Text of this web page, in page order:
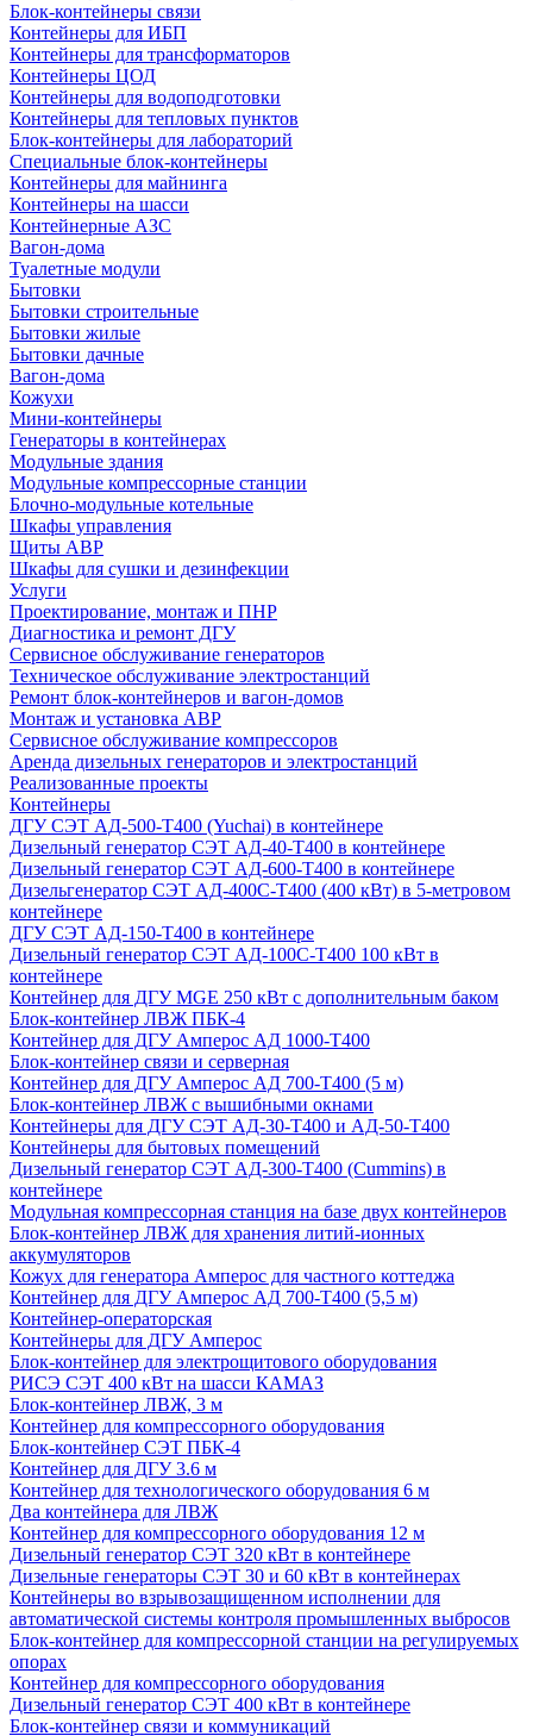
Блок-контейнеры связи
Контейнеры для ИБП
Контейнеры для трансформаторов
Контейнеры ЦОД
Контейнеры для водоподготовки
Контейнеры для тепловых пунктов
Блок-контейнеры для лабораторий
Специальные блок-контейнеры
Контейнеры для майнинга
Контейнеры на шасси
Контейнерные АЗС
Вагон-дома
Туалетные модули
Бытовки
Бытовки строительные
Бытовки жилые
Бытовки дачные
Вагон-дома
Кожухи
Мини-контейнеры
Генераторы в контейнерах
Модульные здания
Модульные компрессорные станции
Блочно-модульные котельные
Шкафы управления
Щиты АВР
Шкафы для сушки и дезинфекции
Услуги
Проектирование, монтаж и ПНР
Диагностика и ремонт ДГУ
Сервисное обслуживание генераторов
Техническое обслуживание электростанций
Ремонт блок-контейнеров и вагон-домов
Монтаж и установка АВР
Сервисное обслуживание компрессоров
Аренда дизельных генераторов и электростанций
Реализованные проекты
Контейнеры
ДГУ СЭТ АД-500-Т400 (Yuchai) в контейнере
Дизельный генератор СЭТ АД-40-Т400 в контейнере
Дизельный генератор СЭТ АД-600-Т400 в контейнере
Дизельгенератор СЭТ АД-400С-Т400 (400 кВт) в 5-метровом
контейнере
ДГУ СЭТ АД-150-Т400 в контейнере
Дизельный генератор СЭТ АД-100С-Т400 100 кВт в
контейнере
Контейнер для ДГУ MGE 250 кВт с дополнительным баком
Блок-контейнер ЛВЖ ПБК-4
Контейнер для ДГУ Амперос АД 1000-Т400
Блок-контейнер связи и серверная
Контейнер для ДГУ Амперос АД 700-Т400 (5 м)
Блок-контейнер ЛВЖ с вышибными окнами
Контейнеры для ДГУ СЭТ АД-30-Т400 и АД-50-Т400
Контейнеры для бытовых помещений
Дизельный генератор СЭТ АД-300-Т400 (Cummins) в
контейнере
Модульная компрессорная станция на базе двух контейнеров
Блок-контейнер ЛВЖ для хранения литий-ионных
аккумуляторов
Кожух для генератора Амперос для частного коттеджа
Контейнер для ДГУ Амперос АД 700-Т400 (5,5 м)
Контейнер-операторская
Контейнеры для ДГУ Амперос
Блок-контейнер для электрощитового оборудования
РИСЭ СЭТ 400 кВт на шасси КАМАЗ
Блок-контейнер ЛВЖ, 3 м
Контейнер для компрессорного оборудования
Блок-контейнер СЭТ ПБК-4
Контейнер для ДГУ 3.6 м
Контейнер для технологического оборудования 6 м
Два контейнера для ЛВЖ
Контейнер для компрессорного оборудования 12 м
Дизельный генератор СЭТ 320 кВт в контейнере
Дизельные генераторы СЭТ 30 и 60 кВт в контейнерах
Контейнеры во взрывозащищенном исполнении для
автоматической системы контроля промышленных выбросов
Блок-контейнер для компрессорной станции на регулируемых
опорах
Контейнер для компрессорного оборудования
Дизельный генератор СЭТ 400 кВт в контейнере
Блок-контейнер связи и коммуникаций